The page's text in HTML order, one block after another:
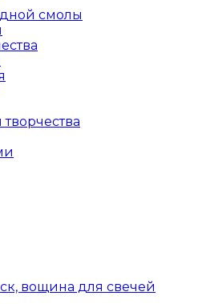
смолы
вощина для свечей